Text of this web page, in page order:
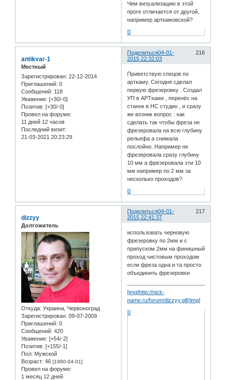
Чем визуализацию в этой
проге отличается от другой,
например арткамовской?
0
Поделиться 216
04-01-
2015 22:32:03
antikvar-1
Местный
Зарегистрирован: 22-12-2014
Приглашений: 0
Сообщений: 118
Уважение: [+30/-0]
Позитив: [+30/-0]
Провел на форуме:
11 дней 12 часов
Последний визит:
21-03-2021 20:23:29
Приветствую спецов по
арткаму. Сегодня сделал
первую фрезеровку . Создал
УП в АРТкаме , перенёс на
станок в НС студио , и сразу
же возник вопрос : как
сделать так чтобы фреза не
фрезеровала на всю глубину
рельефа а снимала
послойно. Например не
фрезеровала сразу глубину
10 мм а фрезеровала эти 10
мм например по 2 мм за
несколько проходов?
0
Поделиться 217
04-01-
2015 22:41:37
dizzyy
Долгожитель
Откуда: Украина, Червоноград
Зарегистрирован: 09-07-2009
Приглашений: 0
Сообщений: 420
Уважение: [+54/-2]
Позитив: [+155/-1]
Пол: Мужской
Возраст: 46 [1980-04-01]
Провел на форуме:
1 месяц 12 дней
использовать черновую
фрезеровку по 2мм и с
припуском 2мм на финишный
проход чистовым проходом
если фреза одна и та просто
объединить фрезеровки
[img]http://nick-
name.ru/forum/dizzyy.gif[/img]
0